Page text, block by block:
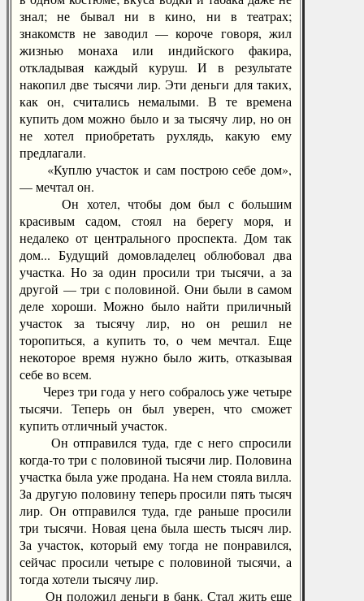
знал; не бывал ни в кино, ни в театрах;
знакомств не заводил — короче говоря, жил
жизнью монаха или индийского факира,
откладывая каждый куруш. И в результате
накопил две тысячи лир. Эти деньги для таких,
как он, считались немалыми. В те времена
купить дом можно было и за тысячу лир, но он
не хотел приобретать рухлядь, какую ему
предлагали.
«Куплю участок и сам построю себе дом»,
— мечтал он.
Он хотел, чтобы дом был с большим
красивым садом, стоял на берегу моря, и
недалеко от центрального проспекта. Дом так
дом... Будущий домовладелец облюбовал два
участка. Но за один просили три тысячи, а за
другой — три с половиной. Они были в самом
деле хороши. Можно было найти приличный
участок за тысячу лир, но он решил не
торопиться, а купить то, о чем мечтал. Еще
некоторое время нужно было жить, отказывая
себе во всем.
Через три года у него собралось уже четыре
тысячи. Теперь он был уверен, что сможет
купить отличный участок.
Он отправился туда, где с него спросили
когда-то три с половиной тысячи лир. Половина
участка была уже продана. На нем стояла вилла.
За другую половину теперь просили пять тысяч
лир. Он отправился туда, где раньше просили
три тысячи. Новая цена была шесть тысяч лир.
За участок, который ему тогда не понравился,
сейчас просили четыре с половиной тысячи, а
тогда хотели тысячу лир.
Он положил деньги в банк. Стал жить еще